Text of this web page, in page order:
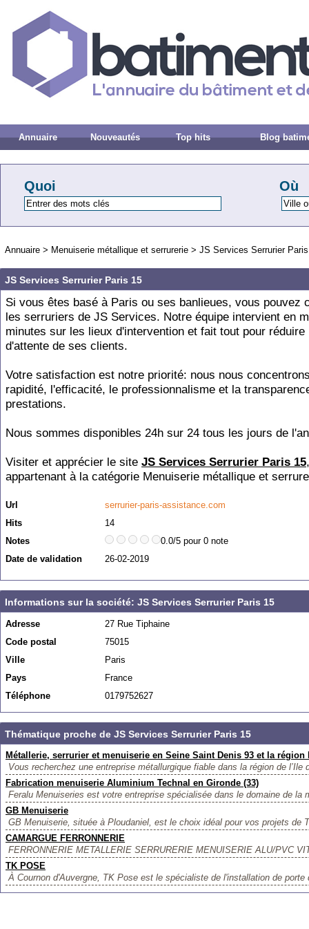
Annuaire Nouveautés Top hits Blog
Quoi Où
Annuaire > Menuiserie métallique et serrurerie > JS Services Serrurier
JS Services Serrurier Paris 15
Si vous êtes basé à Paris ou ses banlieues, vous pouvez
les serruriers de JS Services. Notre équipe intervient en
minutes sur les lieux d'intervention et fait tout pour réduire
d'attente de ses clients.
Votre satisfaction est notre priorité: nous nous
rapidité, l'efficacité, le professionnalisme et la
prestations.
Nous sommes disponibles 24h sur 24 tous les jours de
Visiter et apprécier le site JS Services Serrurier Paris 15,
appartenant à la catégorie Menuiserie métallique et
Url
serrurier-paris-assistance.com
Hits
14
Notes
0.0/5 pour 0 note
Date de validation
26-02-2019
Informations sur la société: JS Services Serrurier Paris 15
Adresse
27 Rue Tiphaine
Code postal
75015
Ville
Paris
Pays
France
Téléphone
0179752627
Thématique proche de JS Services Serrurier Paris 15
Métallerie, serrurier et menuiserie en Seine Saint Denis 93 et la région
Vous recherchez une entreprise métallurgique fiable dans la région de l’Ile
Fabrication menuiserie Aluminium Technal en Gironde (33)
Feralu Menuiseries est votre entreprise spécialisée dans le domaine de la
GB Menuiserie
GB Menuiserie, située à Ploudaniel, est le choix idéal pour vos projets de
CAMARGUE FERRONNERIE
FERRONNERIE METALLERIE SERRURERIE MENUISERIE ALU/PVC
TK POSE
À Cournon d'Auvergne, TK Pose est le spécialiste de l'installation de porte